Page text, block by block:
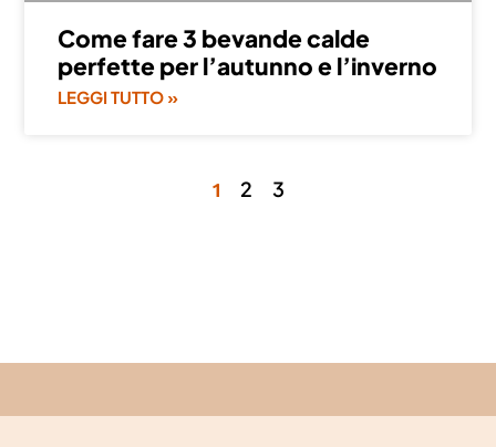
Come fare 3 bevande calde
perfette per l’autunno e l’inverno
LEGGI TUTTO »
1 2 3